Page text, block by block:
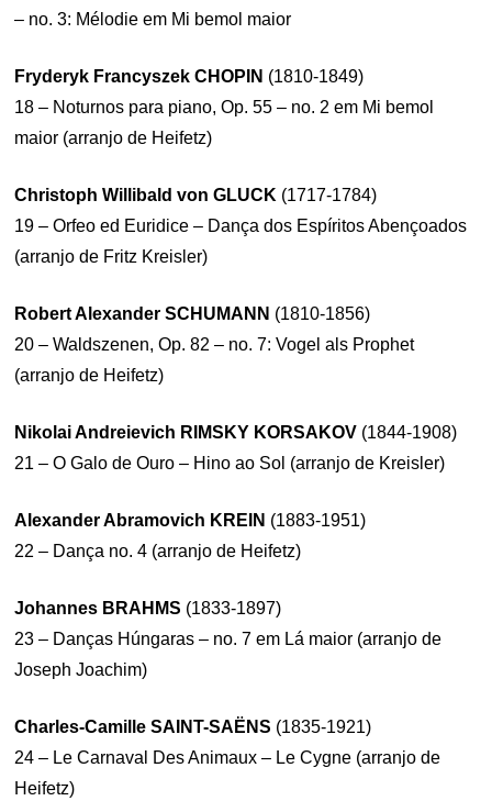
– no. 3: Mélodie em Mi bemol maior
Fryderyk Francyszek CHOPIN (1810-1849)
18 – Noturnos para piano, Op. 55 – no. 2 em Mi bemol
maior (arranjo de Heifetz)
Christoph Willibald von GLUCK (1717-1784)
19 – Orfeo ed Euridice – Dança dos Espíritos Abençoados
(arranjo de Fritz Kreisler)
Robert Alexander SCHUMANN (1810-1856)
20 – Waldszenen, Op. 82 – no. 7: Vogel als Prophet
(arranjo de Heifetz)
Nikolai Andreievich RIMSKY KORSAKOV (1844-1908)
21 – O Galo de Ouro – Hino ao Sol (arranjo de Kreisler)
Alexander Abramovich KREIN (1883-1951)
22 – Dança no. 4 (arranjo de Heifetz)
Johannes BRAHMS (1833-1897)
23 – Danças Húngaras – no. 7 em Lá maior (arranjo de
Joseph Joachim)
Charles-Camille SAINT-SAËNS (1835-1921)
24 – Le Carnaval Des Animaux – Le Cygne (arranjo de
Heifetz)